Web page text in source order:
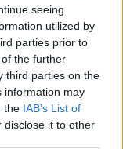
seeing
utilized by
parties prior to
the further
third parties on the
information may
the IAB’s List of
disclose it to other
voltunk (itt
nappal túl
szaladgálnak
a
nekünk,